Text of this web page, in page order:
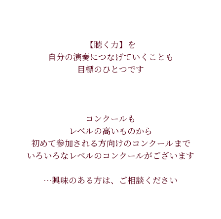
【聴く力】を
自分の演奏につなげていくことも
目標のひとつです
コンクールも
レベルの高いものから
初めて参加される方向けのコンクールまで
いろいろなレベルのコンクールがございます
…興味のある方は、ご相談ください